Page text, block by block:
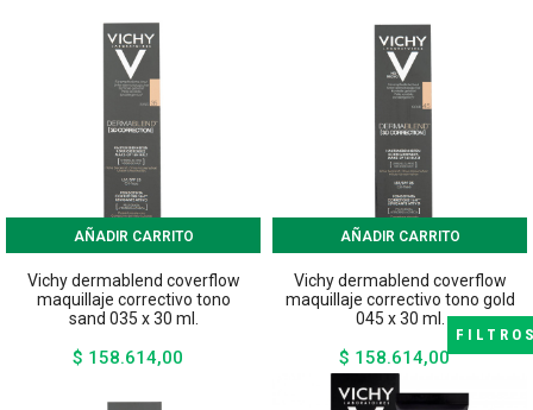
AÑADIR CARRITO
Vichy dermablend coverflow
maquillaje correctivo tono
sand 035 x 30 ml.
$ 158.614,00
AÑADIR CARRITO
Vichy dermablend coverflow
maquillaje correctivo tono gold
045 x 30 ml.
$ 158.614,00 Precio